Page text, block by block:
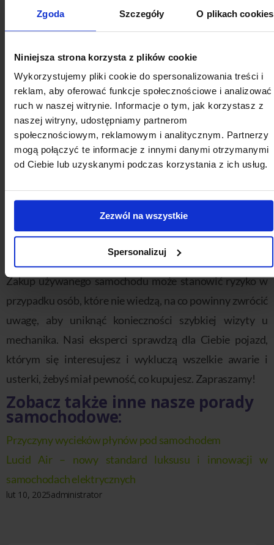
Zgoda Szczegóły O plikach cookies
Niniejsza strona korzysta z plików cookie
Wykorzystujemy pliki cookie do spersonalizowania treści i
reklam, aby oferować funkcje społecznościowe i analizować
ruch w naszej witrynie. Informacje o tym, jak korzystasz z
naszej witryny, udostępniamy partnerom
społecznościowym, reklamowym i analitycznym. Partnerzy
mogą połączyć te informacje z innymi danymi otrzymanymi
od Ciebie lub uzyskanymi podczas korzystania z ich usług.
Zezwól na wszystkie
Spersonalizuj
Uniknij problemów z fazami
rozrządu przy zakupie
używanego auta – postaw na
Autotesto
Zakup używanego samochodu może stanowić ryzyko w
przypadku osób, które nie wiedzą, na co powinny zwrócić
uwagę, aby uniknąć konieczności szybkiej wizyty u
mechanika. Nasi eksperci sprawdzą dla Ciebie pojazd,
którym się interesujesz i wykluczą wszelkie awarie i
usterki, żebyś miał pewność, co kupujesz. Zapraszamy!
Zobacz także inne nasze porady
samochodowe:
Przyczyny wycieków płynów pod samochodem
Lucid Air – nowy standard luksusu i innowacji w
samochodach elektrycznych
lut 10, 2025administrator